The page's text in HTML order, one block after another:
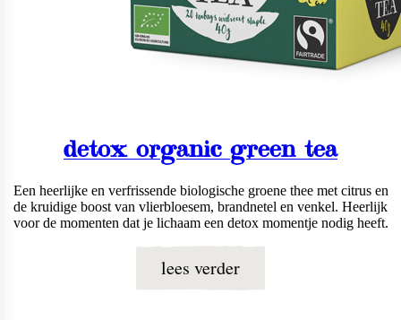
detox organic green tea
Een heerlijke en verfrissende biologische groene thee met citrus en
de kruidige boost van vlierbloesem, brandnetel en venkel. Heerlijk
voor de momenten dat je lichaam een detox momentje nodig heeft.
lees verder